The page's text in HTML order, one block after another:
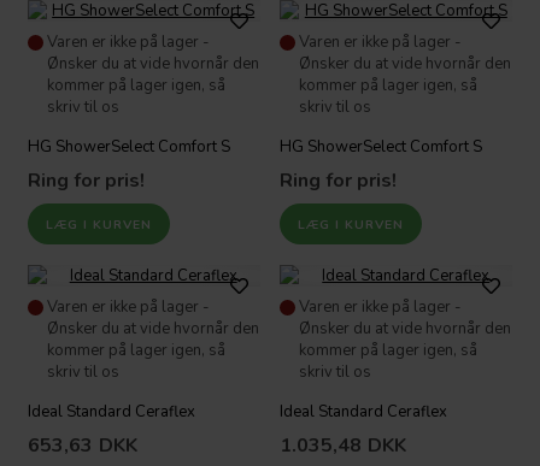
Varen er ikke på lager -
Ønsker du at vide hvornår den
kommer på lager igen, så
skriv til os
HG ShowerSelect Comfort S
Ring for pris!
Varen er ikke på lager -
Ønsker du at vide hvornår den
kommer på lager igen, så
skriv til os
HG ShowerSelect Comfort S
Ring for pris!
Varen er ikke på lager -
Ønsker du at vide hvornår den
kommer på lager igen, så
skriv til os
Ideal Standard Ceraflex
653,63 DKK
Varen er ikke på lager -
Ønsker du at vide hvornår den
kommer på lager igen, så
skriv til os
Ideal Standard Ceraflex
1.035,48 DKK